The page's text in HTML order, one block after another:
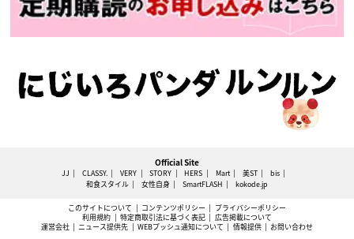
Official Site
JJ CLASSY. VERY STORY HERS Mart 美ST
bis
和食スタイル
女性自身 SmartFLASH kokode.jp
このサイトについて コンテンツポリシー
プライバシーポリシー
利用規約
特定商取引法に基づく表記
広告掲載について
運営会社
ニュース提供先 WEBプッシュ通知について 情報提供 お問い合わせ